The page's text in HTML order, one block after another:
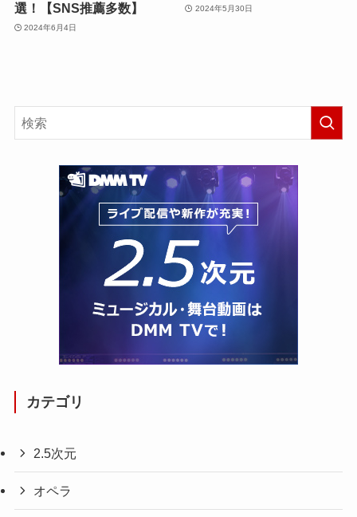
選！【SNS推薦多数】
2024年6月4日
2024年5月30日
カテゴリ
2.5次元
オペラ